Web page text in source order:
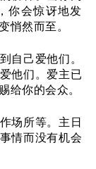
你会惊讶地发
悄然而至。
自己爱他们。
他们。爱主已
给你的会众。
场所等。主日
情而没有机会